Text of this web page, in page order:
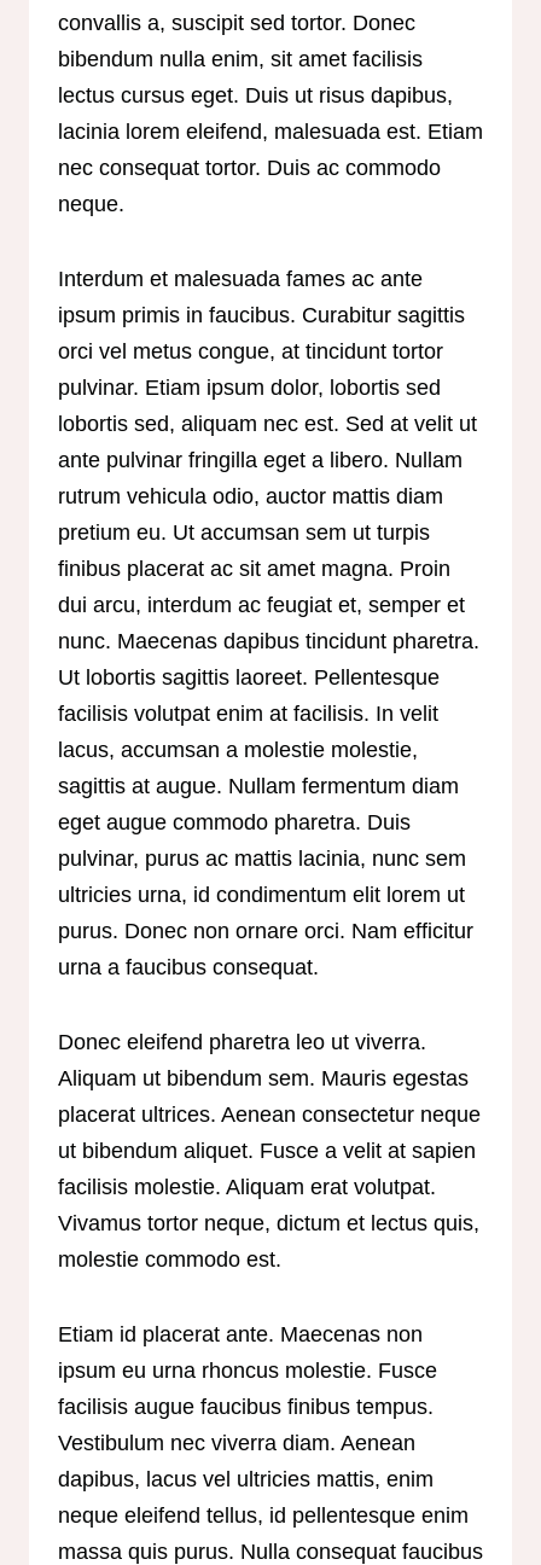
convallis a, suscipit sed tortor. Donec
bibendum nulla enim, sit amet facilisis
lectus cursus eget. Duis ut risus dapibus,
lacinia lorem eleifend, malesuada est. Etiam
nec consequat tortor. Duis ac commodo
neque.
Interdum et malesuada fames ac ante
ipsum primis in faucibus. Curabitur sagittis
orci vel metus congue, at tincidunt tortor
pulvinar. Etiam ipsum dolor, lobortis sed
lobortis sed, aliquam nec est. Sed at velit ut
ante pulvinar fringilla eget a libero. Nullam
rutrum vehicula odio, auctor mattis diam
pretium eu. Ut accumsan sem ut turpis
finibus placerat ac sit amet magna. Proin
dui arcu, interdum ac feugiat et, semper et
nunc. Maecenas dapibus tincidunt pharetra.
Ut lobortis sagittis laoreet. Pellentesque
facilisis volutpat enim at facilisis. In velit
lacus, accumsan a molestie molestie,
sagittis at augue. Nullam fermentum diam
eget augue commodo pharetra. Duis
pulvinar, purus ac mattis lacinia, nunc sem
ultricies urna, id condimentum elit lorem ut
purus. Donec non ornare orci. Nam efficitur
urna a faucibus consequat.
Donec eleifend pharetra leo ut viverra.
Aliquam ut bibendum sem. Mauris egestas
placerat ultrices. Aenean consectetur neque
ut bibendum aliquet. Fusce a velit at sapien
facilisis molestie. Aliquam erat volutpat.
Vivamus tortor neque, dictum et lectus quis,
molestie commodo est.
Etiam id placerat ante. Maecenas non
ipsum eu urna rhoncus molestie. Fusce
facilisis augue faucibus finibus tempus.
Vestibulum nec viverra diam. Aenean
dapibus, lacus vel ultricies mattis, enim
neque eleifend tellus, id pellentesque enim
massa quis purus. Nulla consequat faucibus